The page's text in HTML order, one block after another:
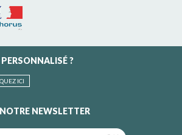
?
ICI
NEWSLETTER